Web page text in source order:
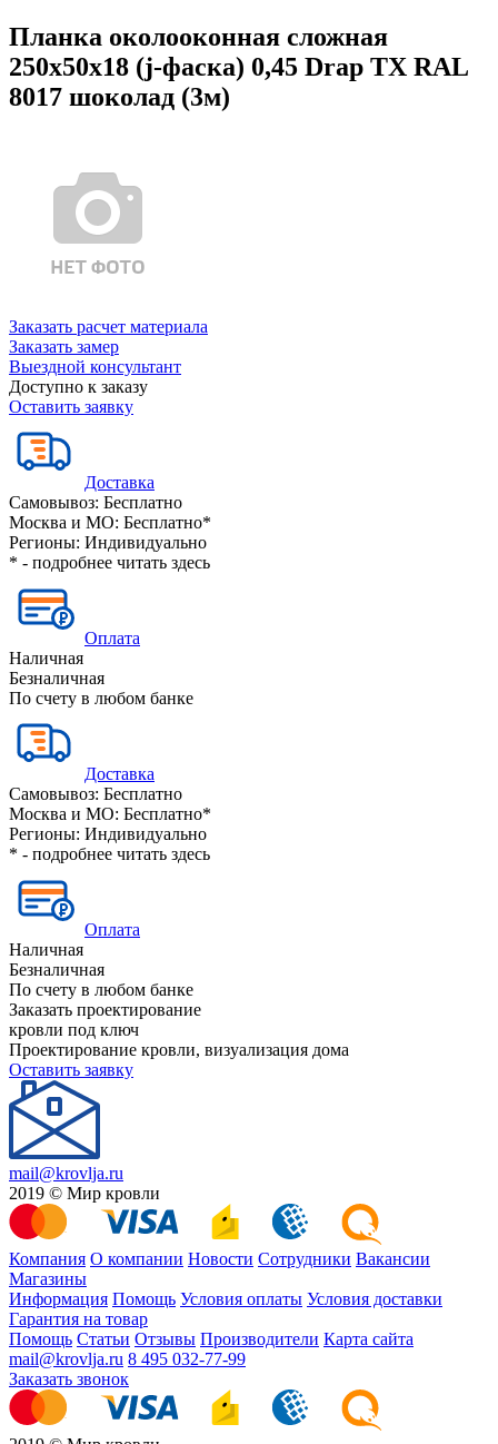
Планка околооконная сложная
250х50х18 (j-фаска) 0,45 Drap TX RAL
8017 шоколад (3м)
Заказать расчет материала
Заказать замер
Выездной консультант
Доступно к заказу
Оставить заявку
Доставка
Самовывоз: Бесплатно
Москва и МО: Бесплатно*
Регионы: Индивидуально
* - подробнее читать здесь
Оплата
Наличная
Безналичная
По счету в любом банке
Доставка
Самовывоз: Бесплатно
Москва и МО: Бесплатно*
Регионы: Индивидуально
* - подробнее читать здесь
Оплата
Наличная
Безналичная
По счету в любом банке
Заказать проектирование
кровли под ключ
Проектирование кровли, визуализация дома
Оставить заявку
mail@krovlja.ru
2019 © Мир кровли
Компания О компании Новости Сотрудники Вакансии
Магазины
Информация Помощь Условия оплаты Условия доставки
Гарантия на товар
Помощь Статьи Отзывы Производители Карта сайта
mail@krovlja.ru 8 495 032-77-99
Заказать звонок